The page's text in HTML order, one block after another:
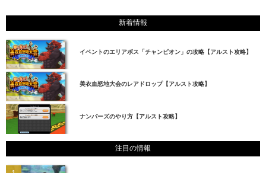
新着情報
イベントのエリアボス「チャンピオン」の攻略【アルスト攻略】
美衣血怒地大会のレアドロップ【アルスト攻略】
ナンバーズのやり方【アルスト攻略】
注目の情報